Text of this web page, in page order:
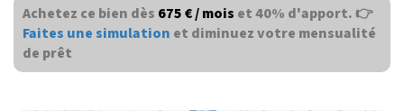
Achetez ce bien dès 675 € / mois et 40% d'apport. 👉
Faites une simulation et diminuez votre mensualité
de prêt